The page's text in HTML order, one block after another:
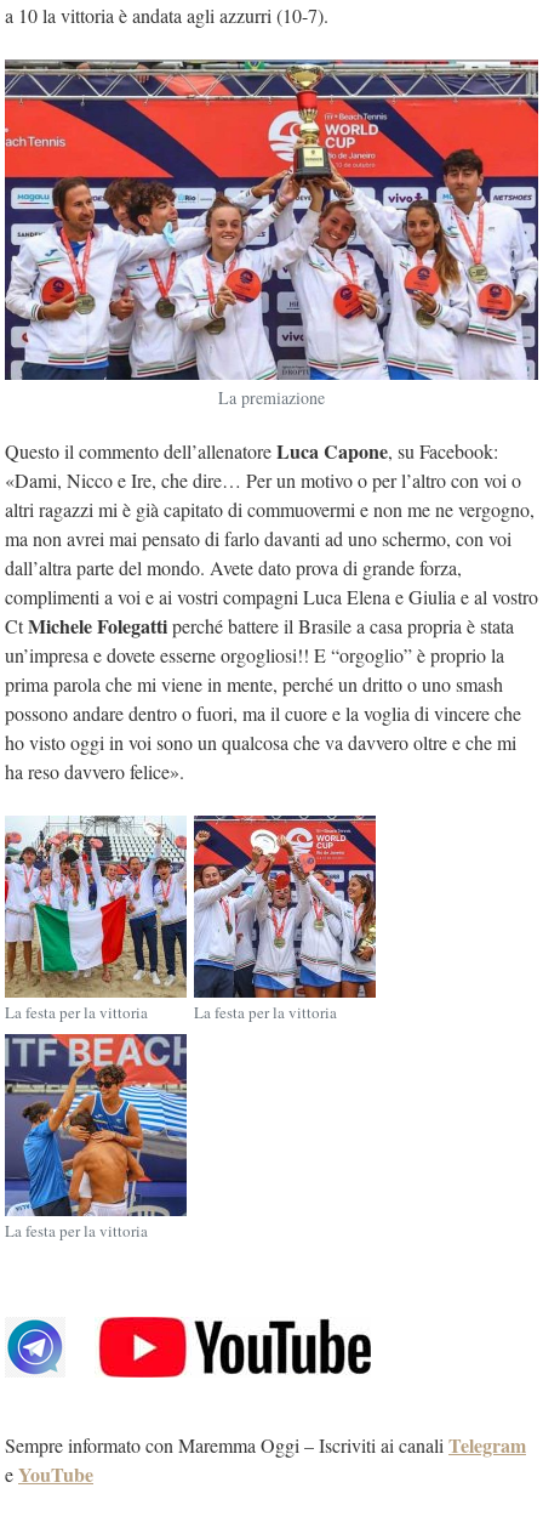
a 10 la vittoria è andata agli azzurri (10-7).
La premiazione
Questo il commento dell’allenatoreLuca Capone, su Facebook:
«Dami, Nicco e Ire, che dire… Per un motivo o per l’altro con voi o
altri ragazzi mi è già capitato di commuovermi e non me ne vergogno,
ma non avrei mai pensato di farlo davanti ad uno schermo, con voi
dall’altra parte del mondo. Avete dato prova di grande forza,
complimenti a voi e ai vostri compagni Luca Elena e Giulia e al vostro
CtMichele Folegattiperché battere il Brasile a casa propria è stata
un’impresa e dovete esserne orgogliosi!! E “orgoglio” è proprio la
prima parola che mi viene in mente, perché un dritto o uno smash
possono andare dentro o fuori, ma il cuore e la voglia di vincere che
ho visto oggi in voi sono un qualcosa che va davvero oltre e che mi
ha reso davvero felice».
La festa per la vittoria La festa per la vittoria
La festa per la vittoria
Sempre informato con Maremma Oggi – Iscriviti ai canaliTelegram
eYouTube